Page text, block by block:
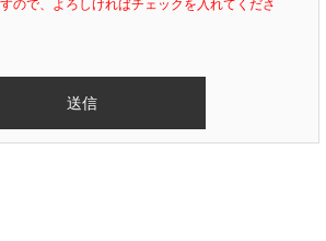
ので、よろしければチェックを入れてくださ